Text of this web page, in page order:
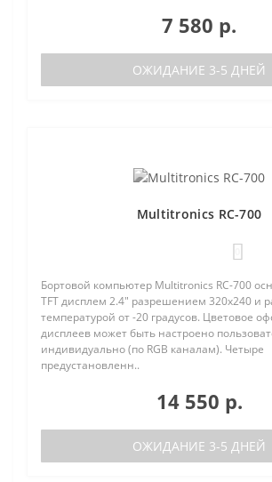
7 580 р.
ОЖИДАНИЕ 3-5 ДНЕЙ
Multitronics RC-700
Бортовой компьютер Multitronics RC-700
TFT дисплем 2.4" разрешением 320х240 и
температурой от -20 градусов. Цветовое
дисплеев может быть настроено
индивидуально (по RGB каналам). Четыре
предустановленн..
14 550 р.
ОЖИДАНИЕ 3-5 ДНЕЙ